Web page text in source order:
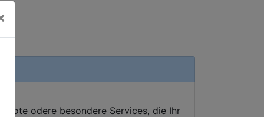
odere besondere Services, die Ihr